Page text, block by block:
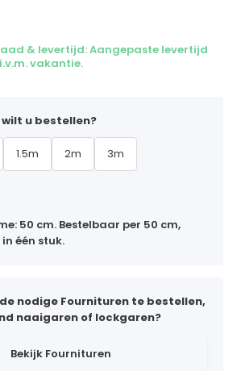
& levertijd: Aangepaste levertijd
vakantie.
u bestellen?
1.5m 2m 3m
50 cm. Bestelbaar per 50 cm,
één stuk.
nodige Fournituren te bestellen,
naaigaren of lockgaren?
Bekijk Fournituren